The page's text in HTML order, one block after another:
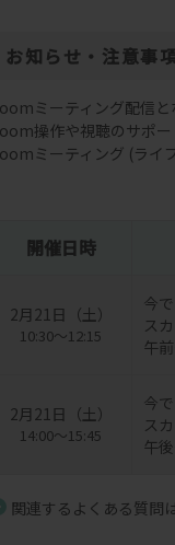
お知らせ・注意事
ミーティング配信と
操作や視聴のサポー
ミーティング (ライ
開催日時
2月21日（土）
10:30～12:15
今
ス
午
2月21日（土）
14:00～15:45
今
ス
午
関連するよくある質問